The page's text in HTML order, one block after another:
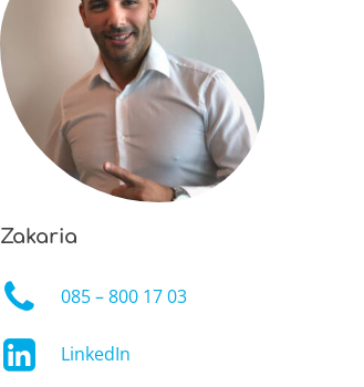
Zakaria
085 – 800 17 03
LinkedIn